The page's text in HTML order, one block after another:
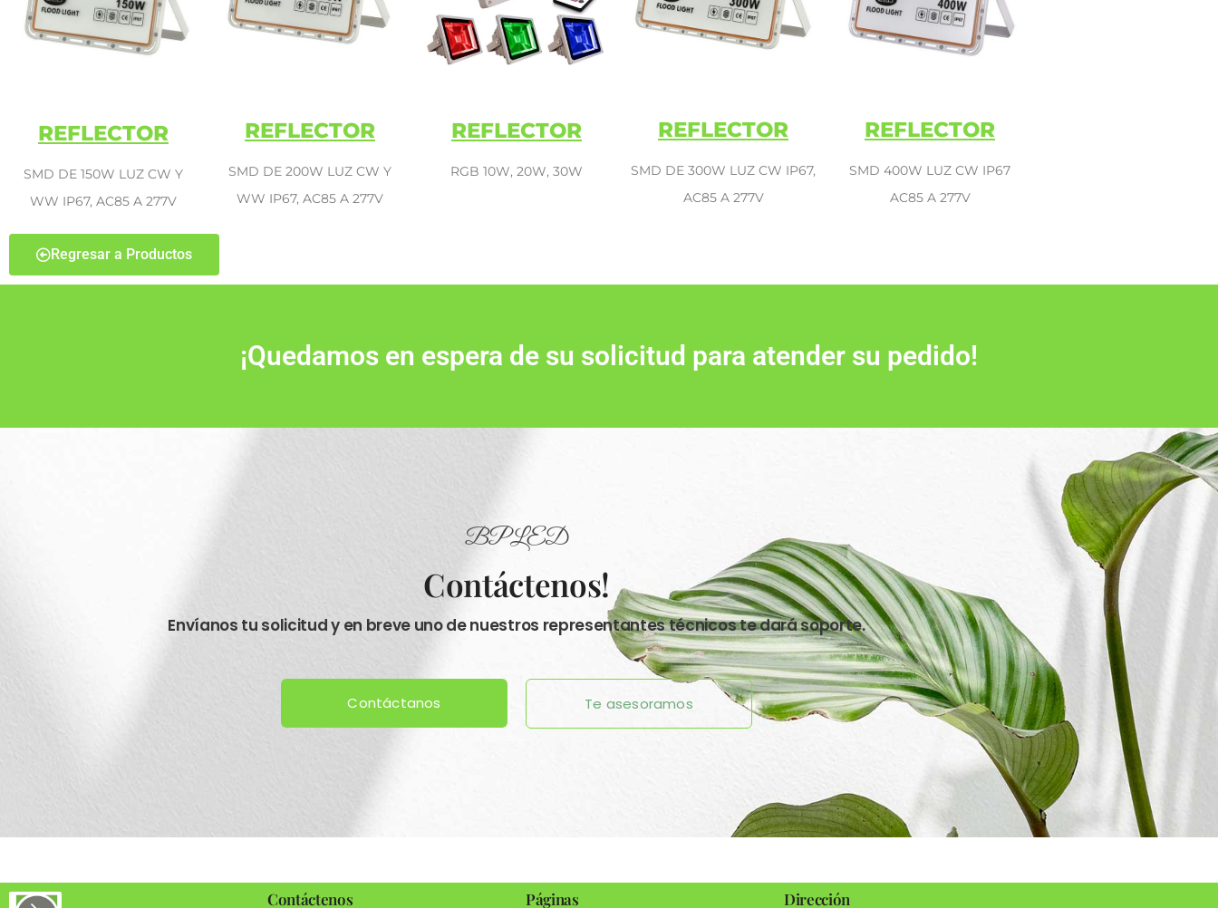
REFLECTOR
SMD DE 150W LUZ CW Y
WW IP67, AC85 A 277V
REFLECTOR
SMD DE 200W LUZ CW Y
WW IP67, AC85 A 277V
REFLECTOR
RGB 10W, 20W, 30W
REFLECTOR
SMD DE 300W LUZ CW IP67,
AC85 A 277V
REFLECTOR
SMD 400W LUZ CW IP67
AC85 A 277V
Regresar a Productos
¡Quedamos en espera de su solicitud para atender su pedido!
BPLED
Contáctenos!
Envíanos tu solicitud y en breve uno de nuestros representantes técnicos te dará soporte.
Contáctanos Te asesoramos
Contáctenos Páginas Dirección